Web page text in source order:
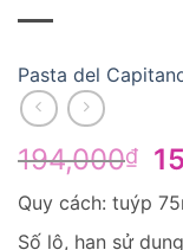
Pasta del
194,000₫
là:
Quy cách: tuýp
Số lô, hạn sử